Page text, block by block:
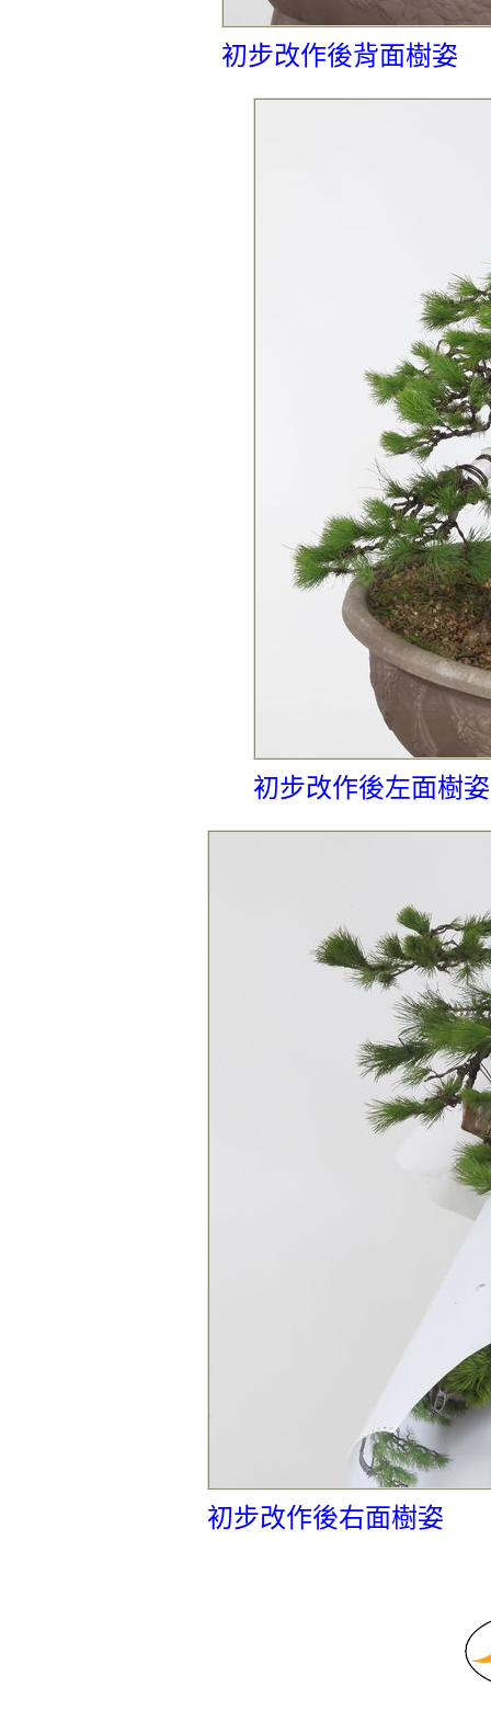
初步改作後背面樹姿
初步改作後左面樹姿
初步改作後右面樹姿